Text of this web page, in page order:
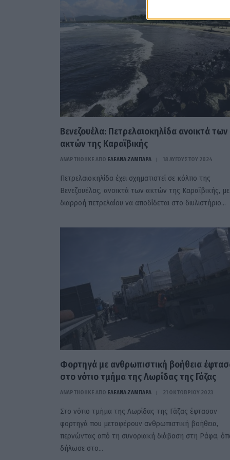
Βενεζουέλα: Πετρελαιοκηλίδα ανοικτά των
ακτών της Καραϊβικής
ΑΝΑΡΤΗΘΗΚΕ ΑΠΟ ΕΛΕΑΝΑ ΖΑΜΠΑΡΑ 18 ΑΥΓΟΎΣΤΟΥ 2024
Πετρελαιοκηλίδα έχει σχηματιστεί σε κόλπο της
Βενεζουέλας, ανοικτά των ακτών της Καραϊβικής,
διαρροή πετρελαίου να αποδίδεται στο διυλιστήριο…
Φορτηγά με ανθρωπιστική βοήθεια
στο νότιο τμήμα της Λωρίδας της Γάζας
ΑΝΑΡΤΗΘΗΚΕ ΑΠΟ ΕΛΕΑΝΑ ΖΑΜΠΑΡΑ 21 ΟΚΤΩΒΡΊΟΥ 2023
Στο νότιο τμήμα της Λωρίδας της Γάζας έφτασαν
φορτηγά που μεταφέρουν ανθρωπιστική βοήθεια,
περνώντας από τη συνοριακή διάβαση στη Ράφα,
δήλωσε στο…